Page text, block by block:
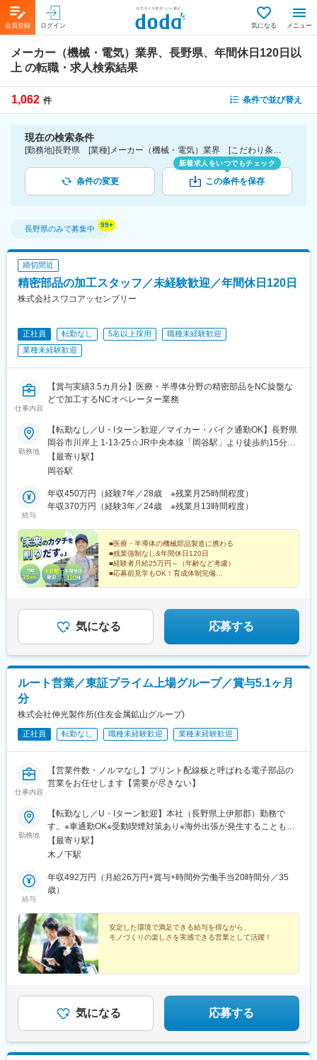
会員登録 ログイン 気になる メニュー
メーカー（機械・電気）業界、長野県、年間休日120日以
上 の転職・求人検索結果
1,062 件 条件で並び替え
現在の検索条件
[勤務地]長野県 [業種]メーカー（機械・電気）業界 [こだわり条件ピックアップ]年間休日120日以上 [詳細条件](休日・働き方)年間休日120日以上
条件の変更
新着求人をいつでもチェック
この条件を保存
長野県のみで募集中
締切間近
精密部品の加工スタッフ／未経験歓迎／年間休日120日
株式会社スワコアッセンブリー
正社員 転勤なし 5名以上採用
職種未経験歓迎
業種未経験歓迎
仕事内容
【賞与実績3.5カ月分】医療・半導体分野の精密部品をNC旋盤な
どで加工するNCオペレーター業務
勤務地
【転勤なし／U・Iターン歓迎／マイカー・バイク通勤OK】長野県
岡谷市川岸上 1-13-25☆JR中央本線「岡谷駅」より徒歩約15分☆
長野自動車道「岡谷IC」よりすぐ☆全国どこからでもオンライン
面接に対応していますので、まずはお気軽にご応募ください。☆
煙対策あり……………◎「5名以上」の同期とスタート（増員募
集） ￣￣￣￣￣￣￣￣￣￣￣￣￣￣￣￣￣￣￣￣今回は組織強化
と一緒に、切磋琢磨しながら成長できる環境です。◎単純作業で
はない「知的な面白さ」 ￣￣￣￣￣￣￣￣￣￣￣￣￣￣￣￣￣毎
日違う製品を手がけるため、「昨日の自分にはできなかったマシ
ンの制御ができるようになる」、その手応えを毎日実感できま
す。◎20代・30代が主役のフラットな職場￣￣￣￣￣￣￣￣￣￣
覚えろ」ではなく、数値と論理で教え、困ったときはチームで考
える。そんな風通しの良さが自慢です。
【最寄り駅】
岡谷駅
給与
年収450万円（経験7年／28歳 ※残業月25時間程度）
年収370万円（経験3年／24歳 ※残業月13時間程度）
■医療・半導体の機械部品製造に携わる
■残業強制なし&年間休日120日
■経験者月給25万円～（年齢など考慮）
■応募前見学もOK！育成体制完備
気になる 応募する
ルート営業／東証プライム上場グループ／賞与5.1ヶ月
分
株式会社伸光製作所(住友金属鉱山グループ)
正社員 転勤なし 職種未経験歓迎 業種未経験歓迎
仕事内容
【営業件数・ノルマなし】プリント配線板と呼ばれる電子部品の
営業をお任せします【需要が尽きない】
勤務地
【転勤なし／U・Iターン歓迎】本社（長野県上伊那郡）勤務で
す。※車通勤OK※受動喫煙対策あり※海外出張が発生することもあ
ります
【最寄り駅】
木ノ下駅
給与
年収492万円（月給26万円+賞与+時間外労働手当20時間分／35
歳）
安定した環境で満足できる給与を得ながら、
モノづくりの楽しさを実感できる営業として活躍！
気になる 応募する